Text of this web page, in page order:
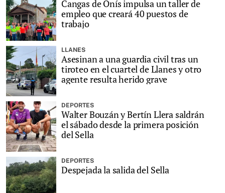
Cangas de Onís impulsa un taller de
empleo que creará 40 puestos de
trabajo
LLANES
Asesinan a una guardia civil tras un
tiroteo en el cuartel de Llanes y otro
agente resulta herido grave
DEPORTES
Walter Bouzán y Bertín Llera saldrán
el sábado desde la primera posición
del Sella
DEPORTES
Despejada la salida del Sella